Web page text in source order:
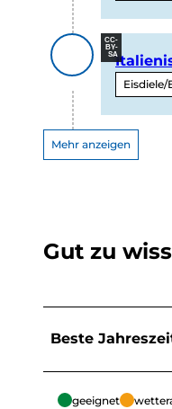
CC-
BY-
SA
Eisdiele/
Mehr anzeigen
Gut zu
Beste
geeignet